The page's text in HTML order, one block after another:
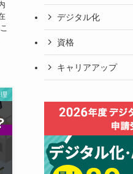
デジタル化
資格
キャリアアップ